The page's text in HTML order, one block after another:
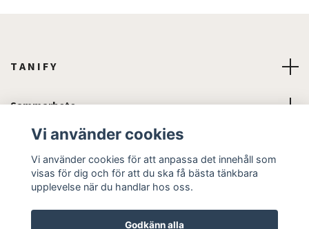
T A N I F Y
Sammarbete
Sociala medier
Vi använder cookies
Vi använder cookies för att anpassa det innehåll som
visas för dig och för att du ska få bästa tänkbara
upplevelse när du handlar hos oss.
Godkänn alla